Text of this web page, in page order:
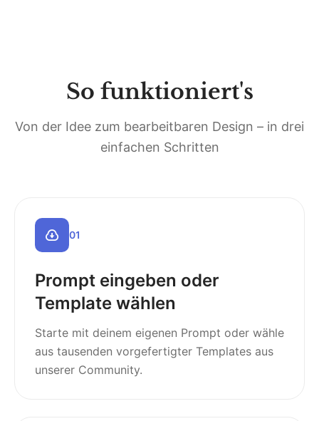
So funktioniert's
Von der Idee zum bearbeitbaren Design – in drei
einfachen Schritten
01
Prompt eingeben oder
Template wählen
Starte mit deinem eigenen Prompt oder wähle
aus tausenden vorgefertigter Templates aus
unserer Community.